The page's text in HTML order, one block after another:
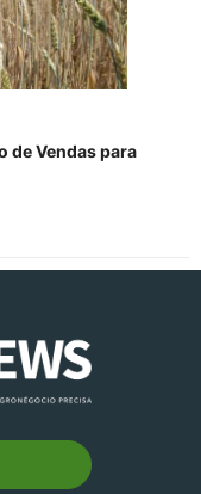
de Vendas para